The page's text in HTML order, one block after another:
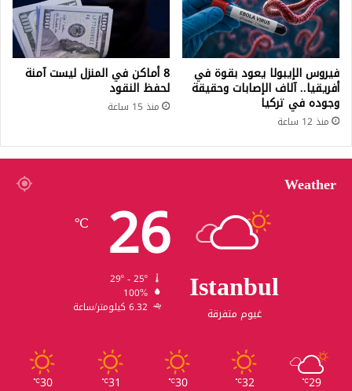
فيروس الإيبولا يعود بقوة في
أفريقيا.. آلاف الإصابات وحقيقة
وجوده في تركيا
منذ 12 ساعة
8 أماكن في المنزل ليست آمنة
لحفظ النقود
منذ 15 ساعة
Weather
Istanbul
غيوم متفرقة
26
℃
100%
6.32 كيلومتر/ساعة
29
℃
32
℃
30
℃
31
℃
30
℃